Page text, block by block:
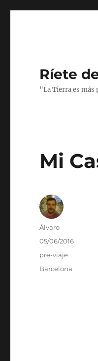
Ríete
"La Tierra es más
Mi
Autor
Álvaro
Publicado
05/06/2016
Categorías
pre-viaje
Etiquetas
Barcelona